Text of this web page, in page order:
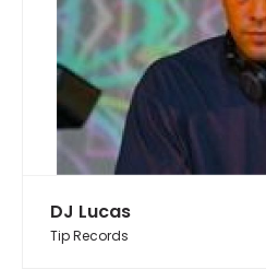
DJ Lucas
Tip Records